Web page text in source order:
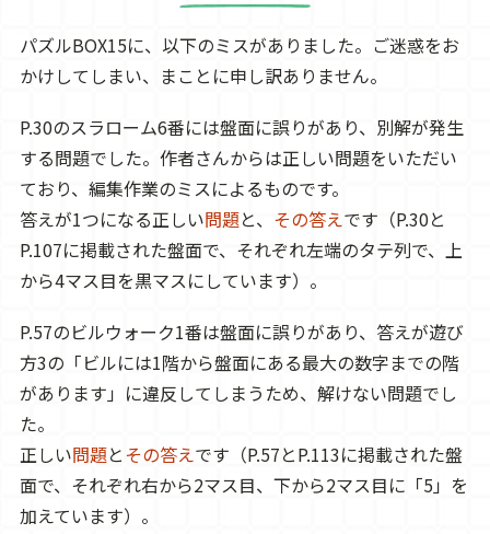
パズルBOX15に、以下のミスがありました。ご迷惑をお
かけしてしまい、まことに申し訳ありません。
P.30のスラローム6番には盤面に誤りがあり、別解が発生
する問題でした。作者さんからは正しい問題をいただい
ており、編集作業のミスによるものです。
答えが1つになる正しい問題と、 その答えです（P.30と
P.107に掲載された盤面で、それぞれ左端のタテ列で、上
から4マス目を黒マスにしています）。
P.57のビルウォーク1番は盤面に誤りがあり、答えが遊び
方3の「ビルには1階から盤面にある最大の数字までの階
があります」に違反してしまうため、解けない問題でし
た。
正しい問題とその答えです（P.57とP.113に掲載された盤
面で、それぞれ右から2マス目、下から2マス目に「5」を
加えています）。